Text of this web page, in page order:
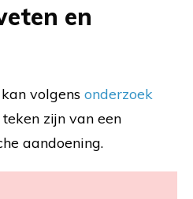
en
volgens onderzoek
teken zijn van een
aandoening.